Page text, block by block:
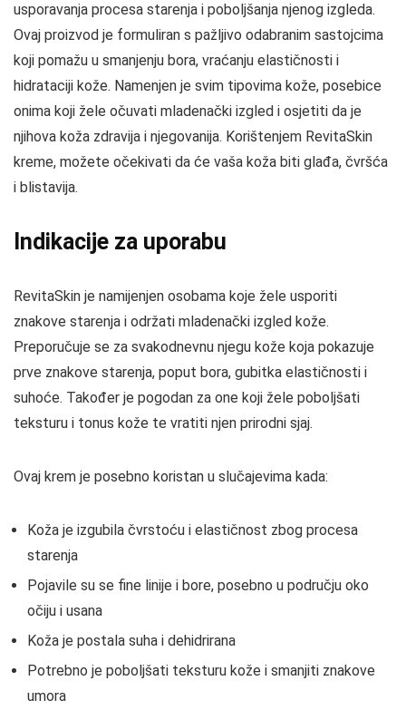
usporavanja procesa starenja i poboljšanja njenog izgleda.
Ovaj proizvod je formuliran s pažljivo odabranim sastojcima
koji pomažu u smanjenju bora, vraćanju elastičnosti i
hidrataciji kože. Namenjen je svim tipovima kože, posebice
onima koji žele očuvati mladenački izgled i osjetiti da je
njihova koža zdravija i njegovanija. Korištenjem RevitaSkin
kreme, možete očekivati da će vaša koža biti glađa, čvršća
i blistavija.
Indikacije za uporabu
RevitaSkin je namijenjen osobama koje žele usporiti
znakove starenja i održati mladenački izgled kože.
Preporučuje se za svakodnevnu njegu kože koja pokazuje
prve znakove starenja, poput bora, gubitka elastičnosti i
suhoće. Također je pogodan za one koji žele poboljšati
teksturu i tonus kože te vratiti njen prirodni sjaj.
Ovaj krem je posebno koristan u slučajevima kada:
Koža je izgubila čvrstoću i elastičnost zbog procesa
starenja
Pojavile su se fine linije i bore, posebno u području oko
očiju i usana
Koža je postala suha i dehidrirana
Potrebno je poboljšati teksturu kože i smanjiti znakove
umora